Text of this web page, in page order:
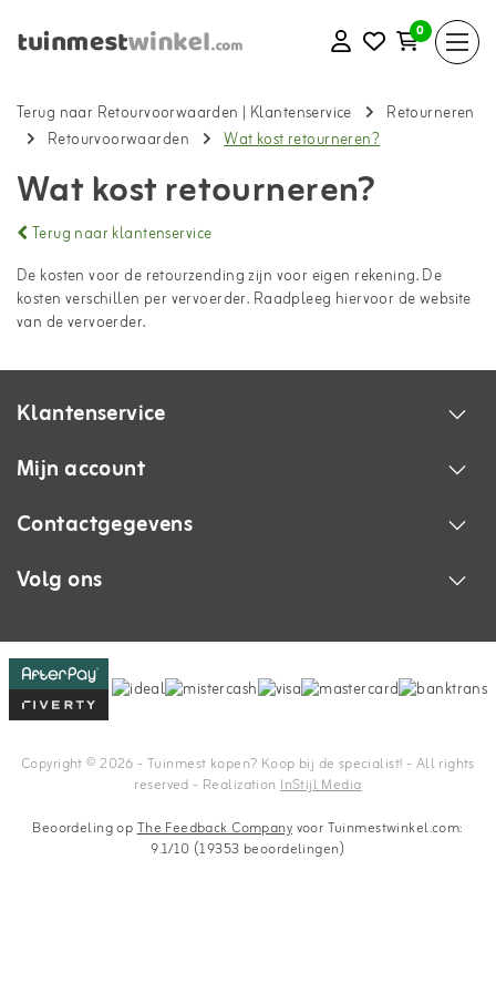
0
Terug naar Retourvoorwaarden | Klantenservice
Retourneren
Retourvoorwaarden
Wat kost retourneren?
Wat kost retourneren?
Terug naar klantenservice
De kosten voor de retourzending zijn voor eigen rekening. De
kosten verschillen per vervoerder. Raadpleeg hiervoor de website
van de vervoerder.
Klantenservice
Mijn account
Contactgegevens
Volg ons
Copyright © 2026 - Tuinmest kopen? Koop bij de specialist! - All rights
reserved - RealizationInStijl Media
Beoordeling opThe Feedback Companyvoor Tuinmestwinkel.com:
9.1/10 (19353 beoordelingen)